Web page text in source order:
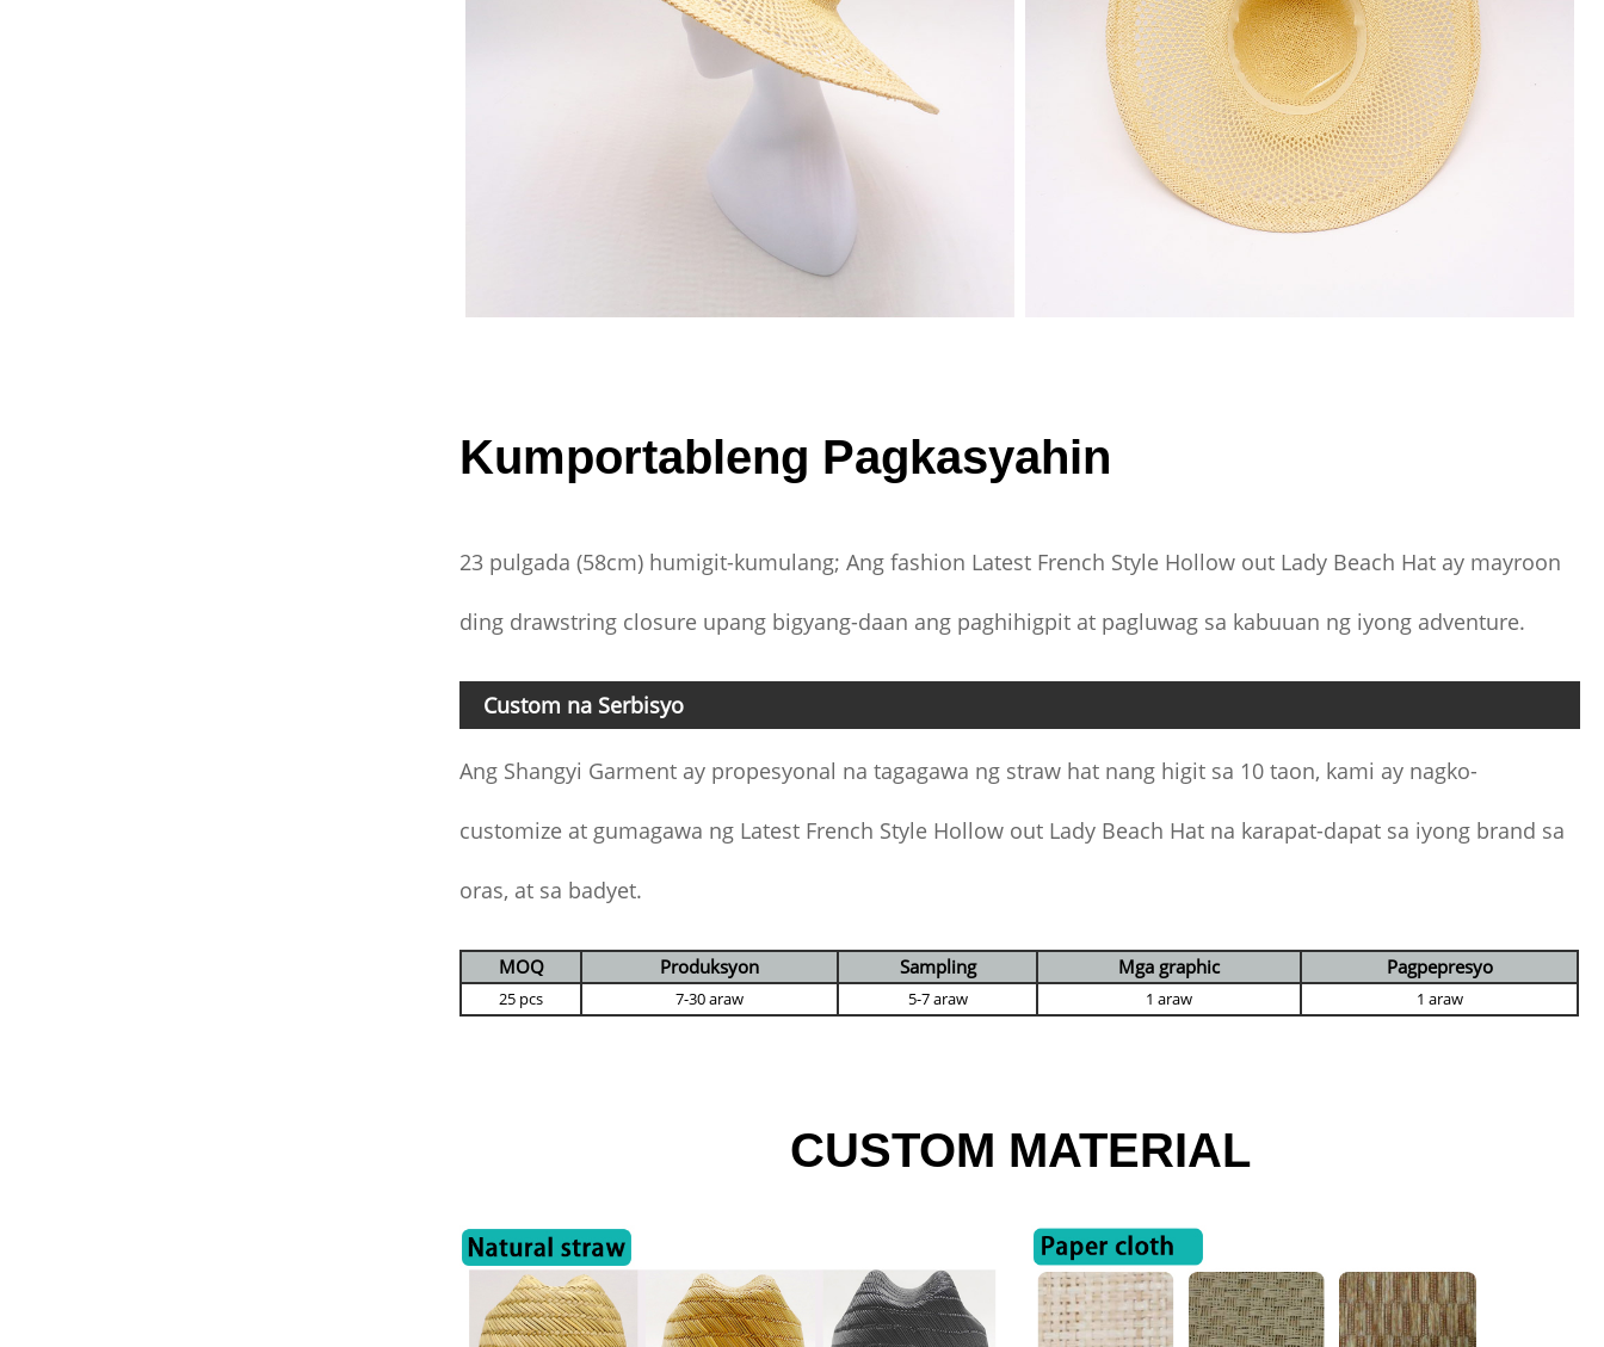
Kumportableng Pagkasyahin
23 pulgada (58cm) humigit-kumulang; Ang fashion Latest French Style Hollow out Lady Beach Hat ay mayroon
ding drawstring closure upang bigyang-daan ang paghihigpit at pagluwag sa kabuuan ng iyong adventure.
Custom na Serbisyo
Ang Shangyi Garment ay propesyonal na tagagawa ng straw hat nang higit sa 10 taon, kami ay nagko-
customize at gumagawa ng Latest French Style Hollow out Lady Beach Hat na karapat-dapat sa iyong brand sa
oras, at sa badyet.
MOQ Produksyon Sampling Mga graphic Pagpepresyo
25 pcs 7-30 araw 5-7 araw 1 araw 1 araw
CUSTOM MATERIAL